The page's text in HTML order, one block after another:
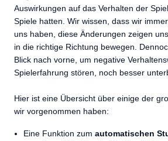
Auswirkungen auf das Verhalten der
Spiele hatten. Wir wissen, dass wir
uns haben, diese Änderungen zeigen
in die richtige Richtung bewegen.
Blick nach vorne, um negative
Spielerfahrung stören, noch besser
Hier ist eine Übersicht über einige der
wir vorgenommen haben:
Eine Funktion zum automatischen